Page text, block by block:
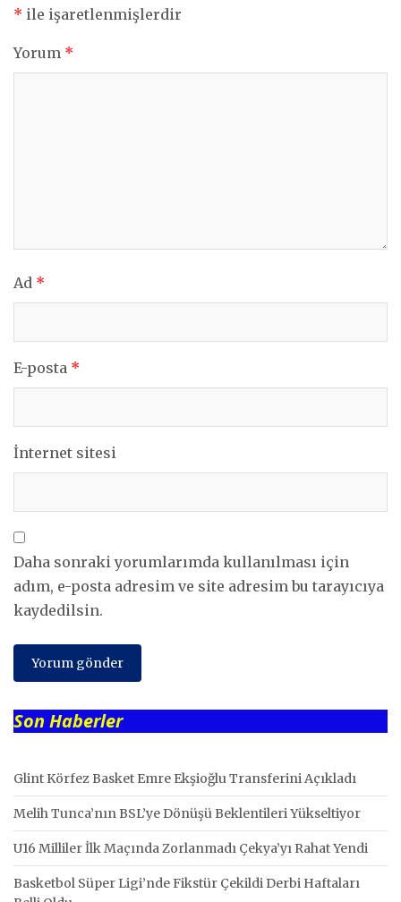
* ile işaretlenmişlerdir
Yorum *
Ad *
E-posta *
İnternet sitesi
Daha sonraki yorumlarımda kullanılması için
adım, e-posta adresim ve site adresim bu tarayıcıya
kaydedilsin.
Son Haberler
Glint Körfez Basket Emre Ekşioğlu Transferini Açıkladı
Melih Tunca’nın BSL’ye Dönüşü Beklentileri Yükseltiyor
U16 Milliler İlk Maçında Zorlanmadı Çekya’yı Rahat Yendi
Basketbol Süper Ligi’nde Fikstür Çekildi Derbi Haftaları